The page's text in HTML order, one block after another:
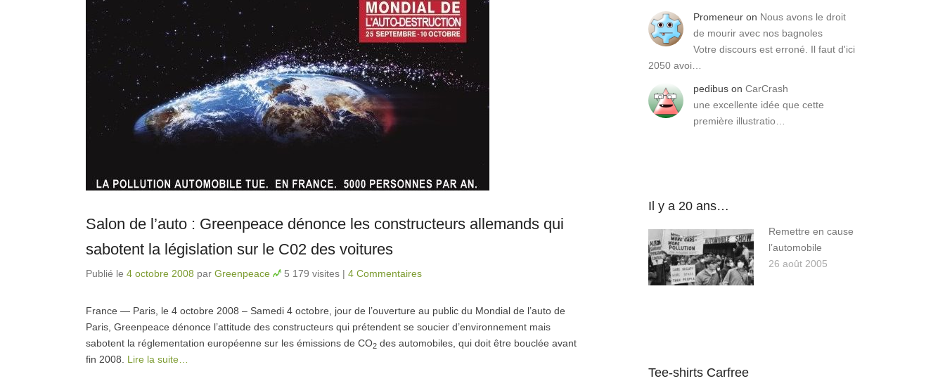
Salon de l’auto : Greenpeace dénonce les constructeurs allemands qui
sabotent la législation sur le C02 des voitures
Publié le 4 octobre 2008 par Greenpeace 5 179 visites | 4 Commentaires
France — Paris, le 4 octobre 2008 – Samedi 4 octobre, jour de l’ouverture au public du Mondial de l’auto de
Paris, Greenpeace dénonce l’attitude des constructeurs qui prétendent se soucier d’environnement mais
sabotent la réglementation européenne sur les émissions de CO2 des automobiles, qui doit être bouclée avant
fin 2008. Lire la suite…
Promeneur on Nous avons le droit
de mourir avec nos bagnoles
Votre discours est erroné. Il faut d'ici
2050 avoi…
pedibus on CarCrash
une excellente idée que cette
première illustratio…
Il y a 20 ans…
Remettre en cause
l’automobile
26 août 2005
Tee-shirts Carfree